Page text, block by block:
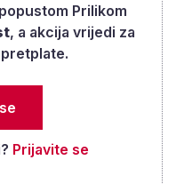
Prilikom
, a akcija vrijedi za
Prijavite se